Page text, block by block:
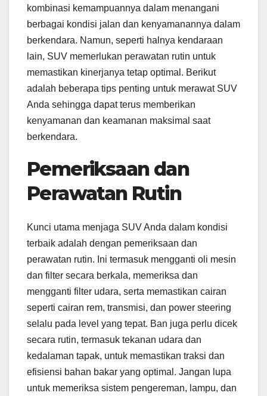
kombinasi kemampuannya dalam menangani
berbagai kondisi jalan dan kenyamanannya dalam
berkendara. Namun, seperti halnya kendaraan
lain, SUV memerlukan perawatan rutin untuk
memastikan kinerjanya tetap optimal. Berikut
adalah beberapa tips penting untuk merawat SUV
Anda sehingga dapat terus memberikan
kenyamanan dan keamanan maksimal saat
berkendara.
Pemeriksaan dan
Perawatan Rutin
Kunci utama menjaga SUV Anda dalam kondisi
terbaik adalah dengan pemeriksaan dan
perawatan rutin. Ini termasuk mengganti oli mesin
dan filter secara berkala, memeriksa dan
mengganti filter udara, serta memastikan cairan
seperti cairan rem, transmisi, dan power steering
selalu pada level yang tepat. Ban juga perlu dicek
secara rutin, termasuk tekanan udara dan
kedalaman tapak, untuk memastikan traksi dan
efisiensi bahan bakar yang optimal. Jangan lupa
untuk memeriksa sistem pengereman, lampu, dan